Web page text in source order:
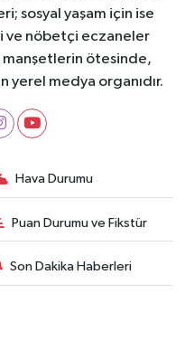
sosyal yaşam için ise
ve nöbetçi eczaneler
manşetlerin ötesinde,
yerel medya organıdır.
Hava Durumu
Puan Durumu ve Fikstür
Son Dakika Haberleri